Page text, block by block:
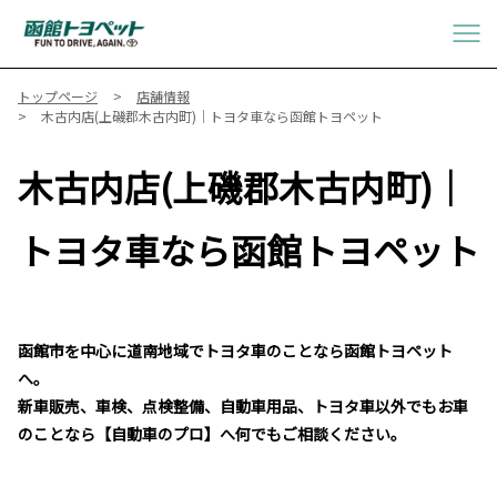
トップページ
店舗情報
木古内店(上磯郡木古内町)｜トヨタ車なら函館トヨペット
木古内店(上磯郡木古内町)｜
トヨタ車なら函館トヨペット
函館市を中心に道南地域でトヨタ車のことなら函館トヨペット
へ。
新車販売、車検、点検整備、自動車用品、トヨタ車以外でもお車
のことなら【自動車のプロ】へ何でもご相談ください。